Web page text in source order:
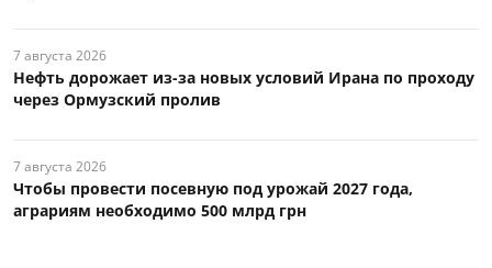
7 августа 2026
Нефть дорожает из-за новых условий Ирана по проходу
через Ормузский пролив
7 августа 2026
Чтобы провести посевную под урожай 2027 года,
аграриям необходимо 500 млрд грн